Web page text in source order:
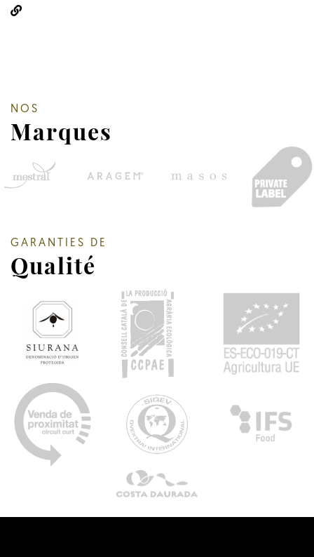
NOS
Marques
GARANTIES DE
Qualité